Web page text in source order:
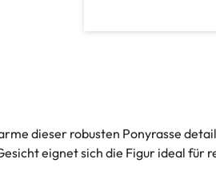
dieser robusten Ponyrasse
eignet sich die Figur ideal